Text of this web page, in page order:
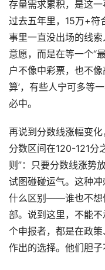
存量需求累积，是这一
过去五年里，15万+符
事里一直没出场的线
意愿，而是在等一个“
户不像中彩票，也不
算’，有些人宁可多等
必中。
再说到分数线涨幅变
分数区间在120-121分
则”：只要分数线涨势
试图碰碰运气。这种
什么区别——谁也不想
部。说到这里，不能
个申报者，都是在政
作出的选择。他们胆子